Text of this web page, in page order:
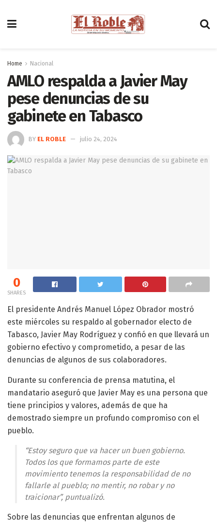
Home Nacional
AMLO respalda a Javier May
pese denuncias de su
gabinete en Tabasco
BY EL ROBLE julio 24, 2024
0
SHARES
El presidente Andrés Manuel López Obrador mostró
este miércoles su respaldo al gobernador electo de
Tabasco, Javier May Rodríguez y confió en que llevará un
gobierno efectivo y comprometido, a pesar de las
denuncias de algunos de sus colaboradores.
Durante su conferencia de prensa matutina, el
mandatario aseguró que Javier May es una persona que
tiene principios y valores, además de que ha
demostrado siempre un profundo compromiso con el
pueblo.
“Estoy seguro que va hacer un buen gobierno.
Todos los que formamos parte de este
movimiento tenemos la responsabilidad de no
fallarle al pueblo; no mentir, no robar y no
traicionar”, puntualizó.
Sobre las denuncias que enfrentan algunos de